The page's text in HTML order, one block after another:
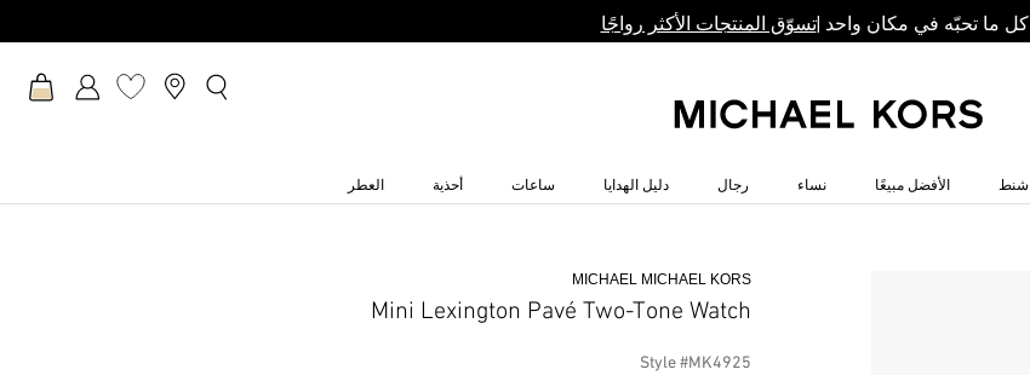
كل ما تحبّه في مكان واحد |تسوّق المنتجات الأكثر رواجًا
شنط الأفضل مبيعًا نساء رجال دليل الهدايا ساعات أحذية العطر
MICHAEL MICHAEL KORS
Mini Lexington Pavé Two-Tone Watch
Style #MK4925